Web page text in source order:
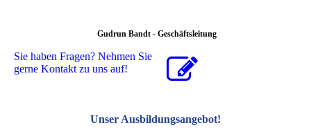
Gudrun Bandt - Geschäftsleitung
Sie haben Fragen? Nehmen Sie
gerne Kontakt zu uns auf!
Unser Ausbildungsangebot!